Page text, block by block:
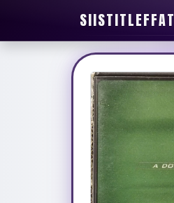
SIISTITLEFFAT